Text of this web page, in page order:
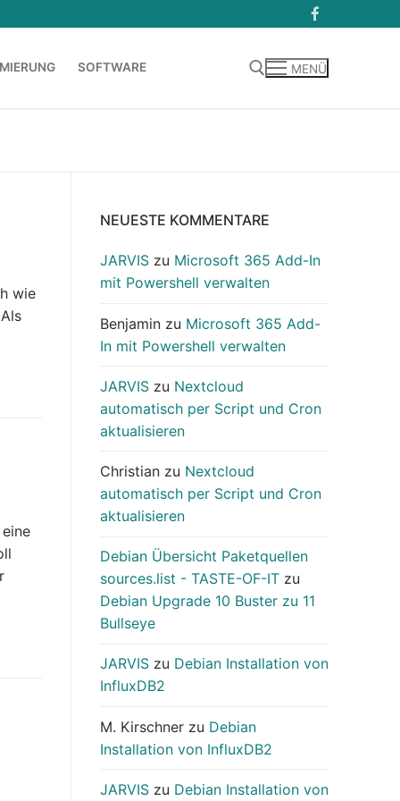
SOFTWARE MENÜ
wie
NEUESTE KOMMENTARE
JARVIS zu Microsoft 365 Add-In
mit Powershell verwalten
Benjamin zu Microsoft 365 Add-
In mit Powershell verwalten
JARVIS zu Nextcloud
automatisch per Script und Cron
aktualisieren
Christian zu Nextcloud
automatisch per Script und Cron
aktualisieren
Debian Übersicht Paketquellen
sources.list - TASTE-OF-IT zu
Debian Upgrade 10 Buster zu 11
Bullseye
JARVIS zu Debian Installation von
InfluxDB2
M. Kirschner zu Debian
Installation von InfluxDB2
JARVIS zu Debian Installation von